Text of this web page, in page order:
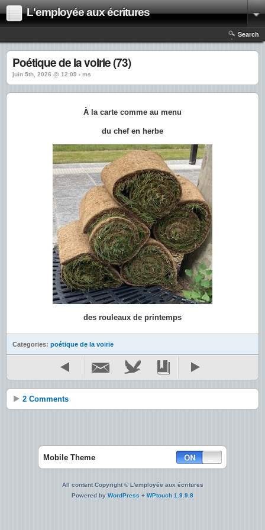
L'employée aux écritures
Search
Poétique de la voirie (73)
juin 5th, 2026 @ 12:09 › ms
À la carte comme au menu
du chef en herbe
des rouleaux de printemps
Categories: poétique de la voirie
2 Comments
Mobile Theme
All content Copyright © L'employée aux écritures
Powered by WordPress + WPtouch 1.9.9.8